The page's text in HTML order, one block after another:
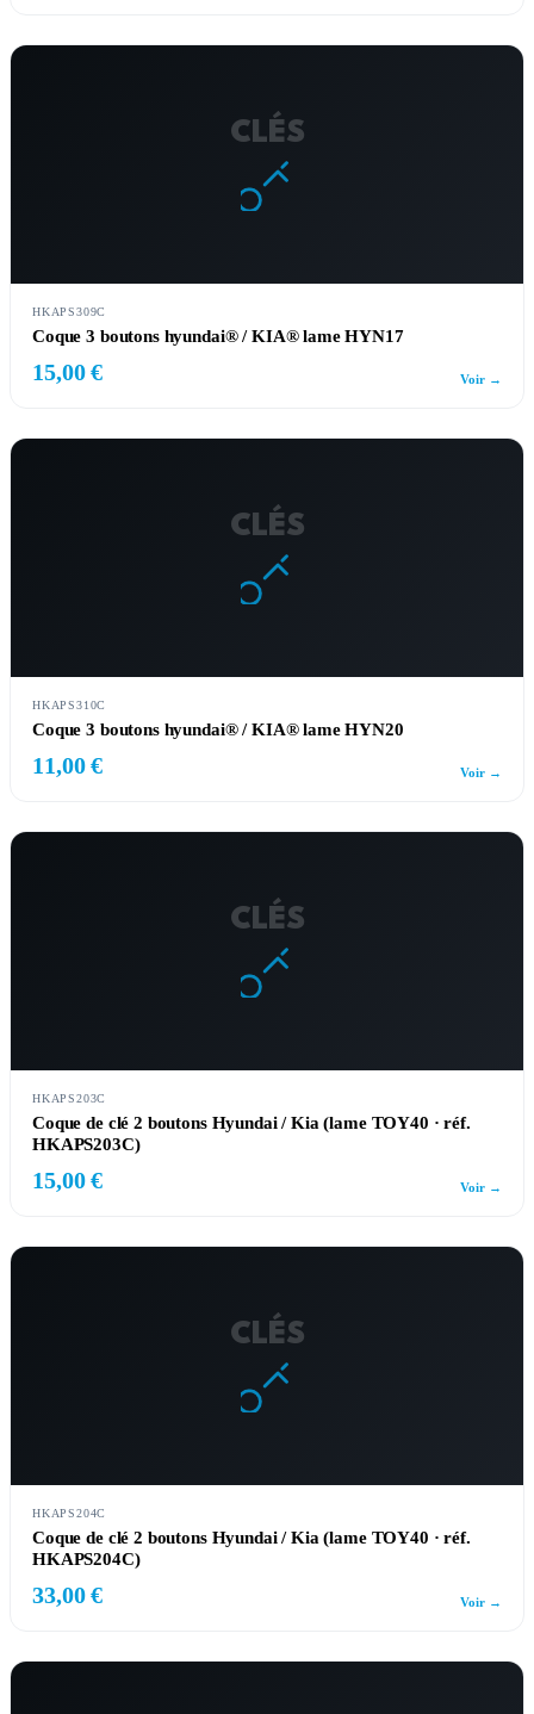
CLÉS
HKAPS309C
Coque 3 boutons hyundai® / KIA® lame HYN17
15,00 € Voir →
CLÉS
HKAPS310C
Coque 3 boutons hyundai® / KIA® lame HYN20
11,00 € Voir →
CLÉS
HKAPS203C
Coque de clé 2 boutons Hyundai / Kia (lame TOY40 · réf.
HKAPS203C)
15,00 € Voir →
CLÉS
HKAPS204C
Coque de clé 2 boutons Hyundai / Kia (lame TOY40 · réf.
HKAPS204C)
33,00 € Voir →